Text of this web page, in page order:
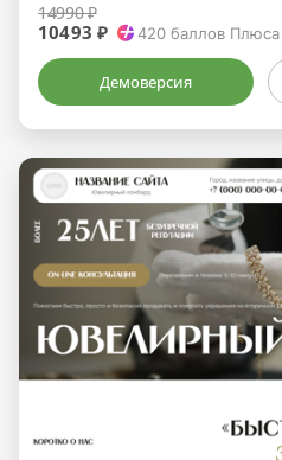
14990 ₽
10493 ₽ 420 баллов Плюса
Демоверсия